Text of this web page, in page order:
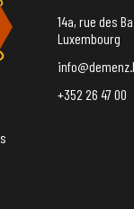
14a, rue des
Luxembourg
+352 26 47 00